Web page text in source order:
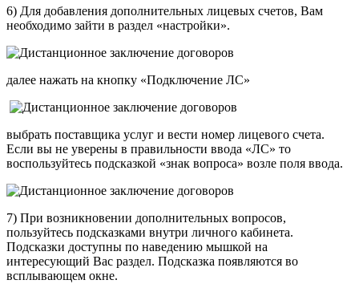
6) Для добавления дополнительных лицевых счетов, Вам
необходимо зайти в раздел «настройки».
далее нажать на кнопку «Подключение ЛС»
выбрать поставщика услуг и вести номер лицевого счета.
Если вы не уверены в правильности ввода «ЛС» то
воспользуйтесь подсказкой «знак вопроса» возле поля ввода.
7) При возникновении дополнительных вопросов,
пользуйтесь подсказками внутри личного кабинета.
Подсказки доступны по наведению мышкой на
интересующий Вас раздел. Подсказка появляются во
всплывающем окне.